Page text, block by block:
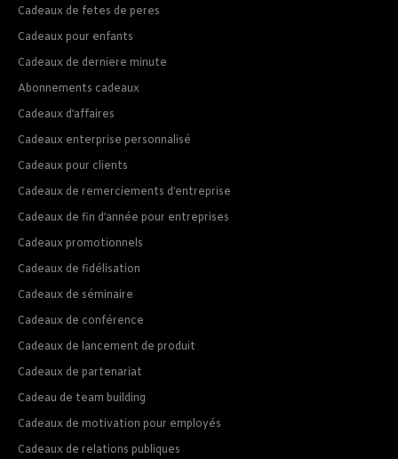
Cadeaux de fetes de peres
Cadeaux pour enfants
Cadeaux de derniere minute
Abonnements cadeaux
Cadeaux d’affaires
Cadeaux enterprise personnalisé
Cadeaux pour clients
Cadeaux de remerciements d’entreprise
Cadeaux de fin d’année pour entreprises
Cadeaux promotionnels
Cadeaux de fidélisation
Cadeaux de séminaire
Cadeaux de conférence
Cadeaux de lancement de produit
Cadeaux de partenariat
Cadeau de team building
Cadeaux de motivation pour employés
Cadeaux de relations publiques